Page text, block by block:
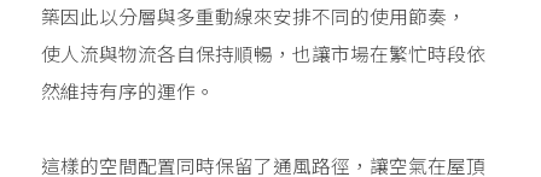
築因此以分層與多重動線來安排不同的使用節奏，
使人流與物流各自保持順暢，也讓市場在繁忙時段依
然維持有序的運作。
這樣的空間配置同時保留了通風路徑，讓空氣在屋頂